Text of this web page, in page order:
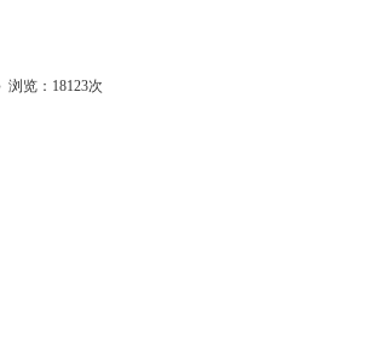
浏览：18123次